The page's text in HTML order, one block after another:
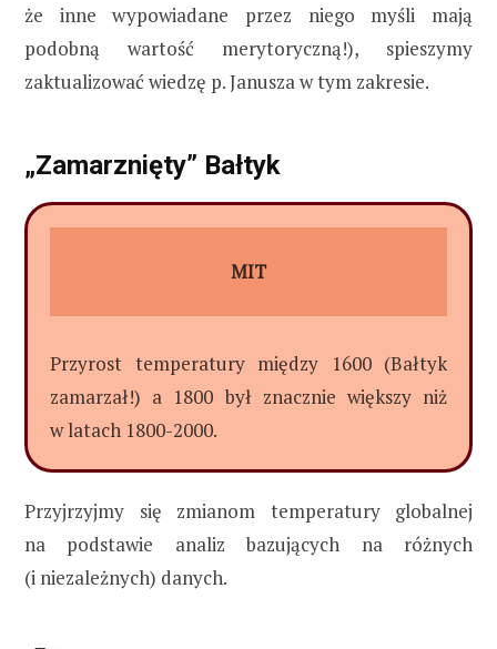
że inne wypowiadane przez niego myśli mają
podobną wartość merytoryczną!), spieszymy
zaktualizować wiedzę p. Janusza w tym zakresie.
„Zamarznięty” Bałtyk
MIT
Przyrost temperatury między 1600 (Bałtyk
zamarzał!) a 1800 był znacznie większy niż
w latach 1800-2000.
Przyjrzyjmy się zmianom temperatury globalnej
na podstawie analiz bazujących na różnych
(i niezależnych) danych.